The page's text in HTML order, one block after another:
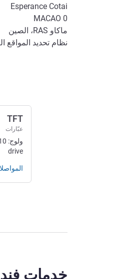
Esperance Cotai
0
MACAO
ماكاو RAS، الصين
نظام تحديد المواقع
TFT
عبّارات
ولوج:
drive
خدمات